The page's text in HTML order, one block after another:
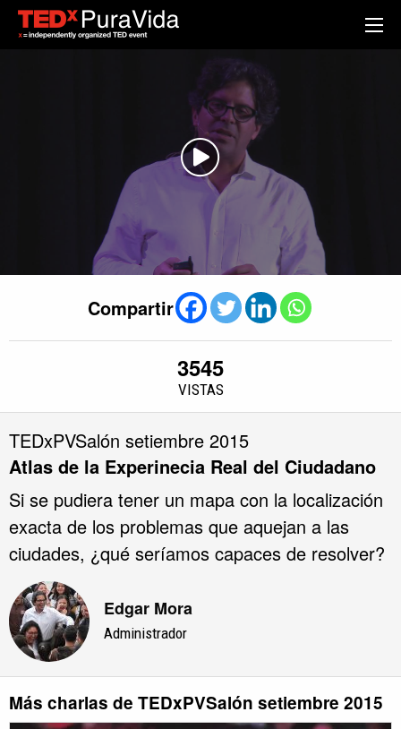
Compartir
3545
VISTAS
TEDxPVSalón setiembre 2015
Atlas de la Experinecia Real del Ciudadano
Si se pudiera tener un mapa con la localización
exacta de los problemas que aquejan a las
ciudades, ¿qué seríamos capaces de resolver?
Edgar Mora
Administrador
Más charlas de TEDxPVSalón setiembre 2015